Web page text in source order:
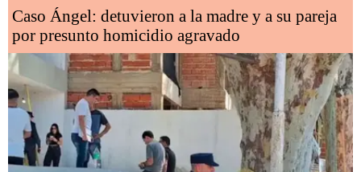
Caso Ángel: detuvieron a la madre y a su pareja
por presunto homicidio agravado